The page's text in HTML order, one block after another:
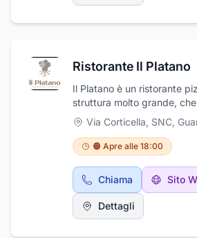
IGP: bianco e rosso
impegna ad alleviare il
Ristorante Il Platano
Il Platano è un ristorante
struttura molto grande,
eventi come comunioni,
etc. Il Ristorante propone
carne e pesce, preparati
attenzione in modo da
esigenti. E' pizzeria con
gustosi abbinamenti e
anche il servizio d'asporto.
Via Corticella, SNC,
🟠 Apre alle 18:00
Chiama Sito
Dettagli